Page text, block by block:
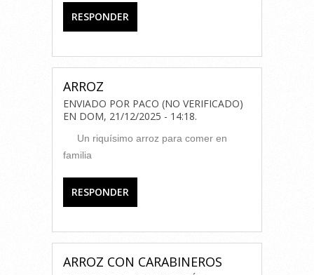
RESPONDER
ARROZ
ENVIADO POR PACO (NO VERIFICADO)
EN DOM, 21/12/2025 - 14:18.
Un riquísimo arroz para comer en
familia
RESPONDER
ARROZ CON CARABINEROS